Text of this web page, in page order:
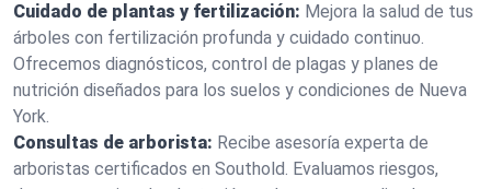
Cuidado de plantas y fertilización: Mejora la salud de tus
árboles con fertilización profunda y cuidado continuo.
Ofrecemos diagnósticos, control de plagas y planes de
nutrición diseñados para los suelos y condiciones de Nueva
York.
Consultas de arborista: Recibe asesoría experta de
arboristas certificados en Southold. Evaluamos riesgos,